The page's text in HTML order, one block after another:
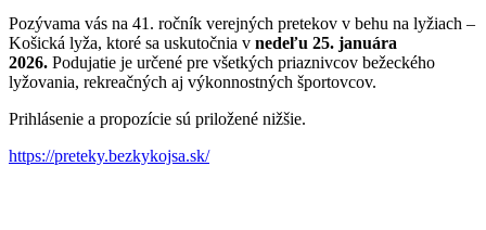
Pozývama vás na 41. ročník verejných pretekov v behu na lyžiach –
Košická lyža, ktoré sa uskutočnia v nedeľu 25. januára
2026. Podujatie je určené pre všetkých priaznivcov bežeckého
lyžovania, rekreačných aj výkonnostných športovcov.
Prihlásenie a propozície sú priložené nižšie.
https://preteky.bezkykojsa.sk/